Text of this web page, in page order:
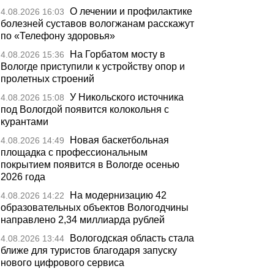
4.08.2026 16:03
О лечении и профилактике
болезней суставов вологжанам расскажут
по «Телефону здоровья»
4.08.2026 15:36
На Горбатом мосту в
Вологде приступили к устройству опор и
пролетных строений
4.08.2026 15:08
У Никольского источника
под Вологдой появится колокольня с
курантами
4.08.2026 14:49
Новая баскетбольная
площадка с профессиональным
покрытием появится в Вологде осенью
2026 года
4.08.2026 14:22
На модернизацию 42
образовательных объектов Вологодчины
направлено 2,34 миллиарда рублей
4.08.2026 13:44
Вологодская область стала
ближе для туристов благодаря запуску
нового цифрового сервиса